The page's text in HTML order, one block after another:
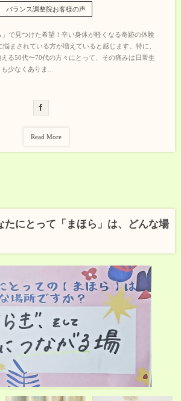
バランス調整院お客様の声
」で見つけた希望！辛い身体が軽くなる奇跡の体験
まされている方が増えていると感じます。特に、
る50代〜70代の方々にとって、その痛みは日常生
少なくありま...
Read More
たにとって「まほら」は、どんな場